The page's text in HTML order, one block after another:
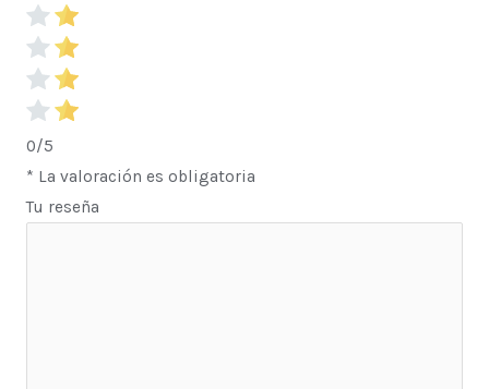
0/5
* La valoración es obligatoria
Tu reseña